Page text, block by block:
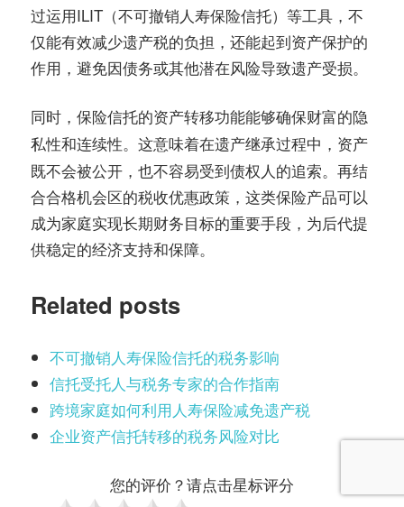
过运用ILIT（不可撤销人寿保险信托）等工具，不
仅能有效减少遗产税的负担，还能起到资产保护的
作用，避免因债务或其他潜在风险导致遗产受损。
同时，保险信托的资产转移功能能够确保财富的隐
私性和连续性。这意味着在遗产继承过程中，资产
既不会被公开，也不容易受到债权人的追索。再结
合合格机会区的税收优惠政策，这类保险产品可以
成为家庭实现长期财务目标的重要手段，为后代提
供稳定的经济支持和保障。
Related posts
不可撤销人寿保险信托的税务影响
信托受托人与税务专家的合作指南
跨境家庭如何利用人寿保险减免遗产税
企业资产信托转移的税务风险对比
您的评价？请点击星标评分